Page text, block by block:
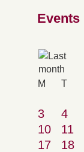
Events
M T
3
4
10
11
17
18